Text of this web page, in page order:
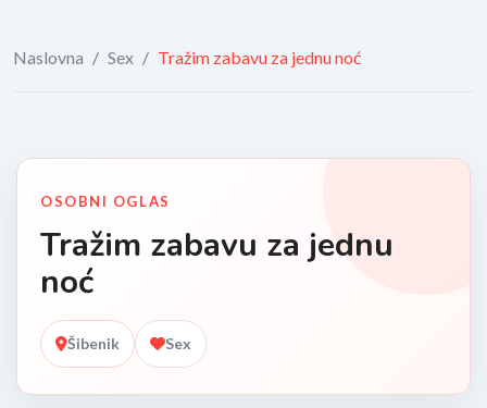
Naslovna / Sex / Tražim zabavu za jednu noć
OSOBNI OGLAS
Tražim zabavu za jednu
noć
Šibenik Sex